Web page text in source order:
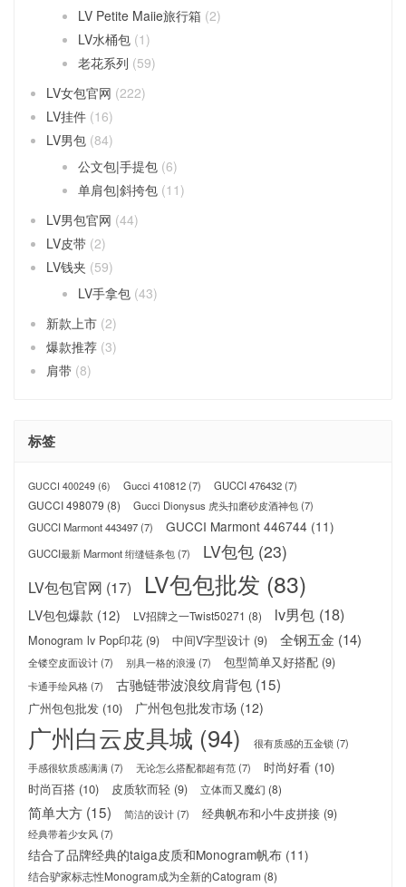
LV Petite Maiie旅行箱 (2)
LV水桶包 (1)
老花系列 (59)
LV女包官网 (222)
LV挂件 (16)
LV男包 (84)
公文包|手提包 (6)
单肩包|斜挎包 (11)
LV男包官网 (44)
LV皮带 (2)
LV钱夹 (59)
LV手拿包 (43)
新款上市 (2)
爆款推荐 (3)
肩带 (8)
标签
GUCCI 400249 (6) Gucci 410812(7) GUCCI 476432(7)
GUCCI 498079 (8) Gucci Dionysus 虎头扣磨砂皮酒神包(7)
GUCCI Marmont 443497(7) GUCCI Marmont 446744 (11)
GUCCI最新 Marmont 绗缝链条包(7) LV包包 (23)
LV包包官网 (17) LV包包批发 (83)
LV包包爆款 (12) LV招牌之一Twist50271 (8) lv男包 (18)
Monogram lv Pop印花 (9) 中间V字型设计 (9) 全钢五金 (14)
全镂空皮面设计(7) 别具一格的浪漫 (7) 包型简单又好搭配 (9)
卡通手绘风格(7) 古驰链带波浪纹肩背包 (15)
广州包包批发 (10) 广州包包批发市场 (12)
广州白云皮具城 (94) 很有质感的五金锁 (7)
手感很软质感满满(7) 无论怎么搭配都超有范(7) 时尚好看 (10)
时尚百搭 (10) 皮质软而轻 (9) 立体而又魔幻 (8)
简单大方 (15) 简洁的设计(7) 经典帆布和小牛皮拼接 (9)
经典带着少女风(7)
结合了品牌经典的taiga皮质和Monogram帆布 (11)
结合驴家标志性Monogram成为全新的Catogram (8)